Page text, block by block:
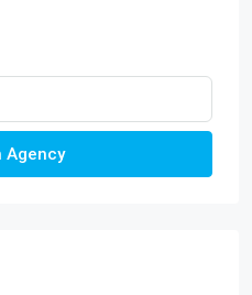
Agency